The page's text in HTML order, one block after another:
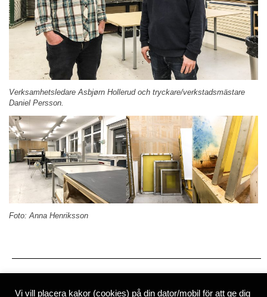
Verksamhetsledare Asbjørn Hollerud och tryckare/verkstadsmästare
Daniel Persson.
Foto: Anna Henriksson
Vi vill placera kakor (cookies) på din dator/mobil för att ge dig